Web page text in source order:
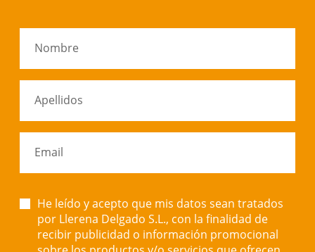
Nombre
Apellidos
Email
He leído y acepto que mis datos sean tratados
por Llerena Delgado S.L., con la finalidad de
recibir publicidad o información promocional